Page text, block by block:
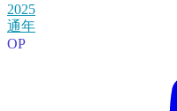
2025
通年
OP